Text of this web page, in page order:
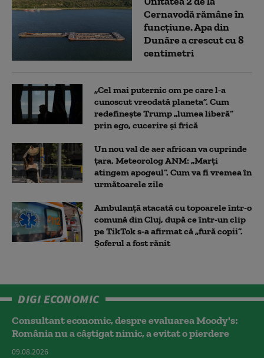
Cernavodă rămâne în
funcțiune. Apa din
Dunăre a crescut cu 8
centimetri
„Cel mai puternic om pe care l-a
cunoscut vreodată planeta”. Cum
redefinește Trump „lumea liberă”
prin ego, cucerire și frică
Un nou val de aer african va cuprinde
țara. Meteorolog ANM: „Marți
atingem apogeul”. Cum va fi vremea în
următoarele zile
Ambulanţă atacată cu topoarele într-o
comună din Cluj, după ce într-un clip
pe TikTok s-a afirmat că „fură copii”.
Șoferul a fost rănit
DIGI ECONOMIC
Consultant economic, despre evaluarea Moody's:
România nu a câştigat nimic, a evitat o pierdere
09.08.2026